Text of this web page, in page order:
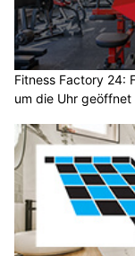
Fitness Factory 24:
um die Uhr geöffnet